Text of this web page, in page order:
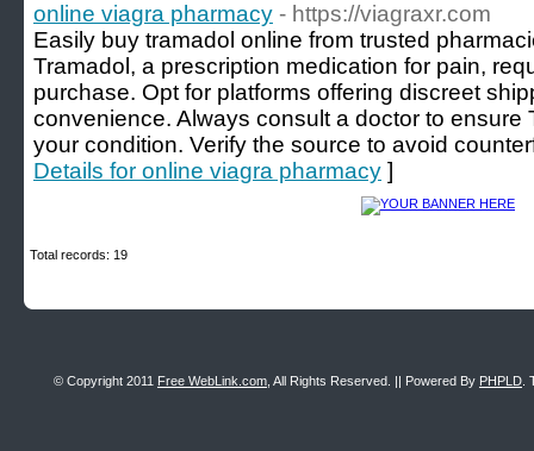
online viagra pharmacy - https://viagraxr.com
Easily buy tramadol online from trusted
Tramadol, a prescription medication for pain,
purchase. Opt for platforms offering discreet
convenience. Always consult a doctor to ensure
your condition. Verify the source to avoid
Details for online viagra pharmacy ]
Total records: 19
© Copyright 2011 Free WebLink.com , All Rights Reserved. || Powered By PHPLD